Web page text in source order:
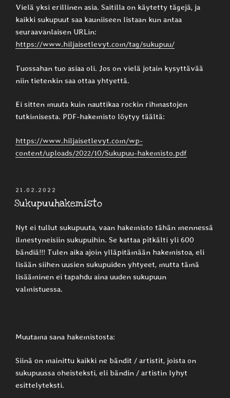
Vielä yksi erillinen asia. Saitilla on käytetty tägejä, ja
kaikki sukupuut saa kauniiseen listaan kun antaa
seuraavanlaisen URLin:
https://www.hiljaisetlevyt.com/tag/sukupuu/
Tuossahan tuo asiaa oli. Jos on vielä jotain kysyttävää
niin tietenkin saa ottaa yhtyettä.
Ei sitten muuta kuin nauttikaa rockin rihmastojen
tutkimisesta. PDF-hakemisto löytyy täältä:
https://www.hiljaisetlevyt.com/wp-
content/uploads/2022/10/Sukupuu-hakemisto.pdf
JULKAISTU
21.02.2022
Sukupuuhakemisto
Nyt ei tullut sukupuuta, vaan hakemisto tähän mennessä
ilmestyneisiin sukupuihin. Se kattaa pitkälti yli 600
bändiä!!! Tulen aika ajoin ylläpitämään hakemistoa, eli
lisään siihen uusien sukupuiden yhtyeet, mutta tämä
lisääminen ei tapahdu aina uuden sukupuun
valmistuessa.
Muutama sana hakemistosta:
Siinä on mainittu kaikki ne bändit / artistit, joista on
sukupuussa oheisteksti, eli bändin / artistin lyhyt
esittelyteksti.